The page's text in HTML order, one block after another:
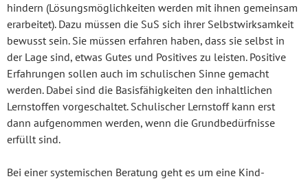
hindern (Lösungsmöglichkeiten werden mit ihnen gemeinsam
erarbeitet). Dazu müssen die SuS sich ihrer Selbstwirksamkeit
bewusst sein. Sie müssen erfahren haben, dass sie selbst in
der Lage sind, etwas Gutes und Positives zu leisten. Positive
Erfahrungen sollen auch im schulischen Sinne gemacht
werden. Dabei sind die Basisfähigkeiten den inhaltlichen
Lernstoffen vorgeschaltet. Schulischer Lernstoff kann erst
dann aufgenommen werden, wenn die Grundbedürfnisse
erfüllt sind.
Bei einer systemischen Beratung geht es um eine Kind-